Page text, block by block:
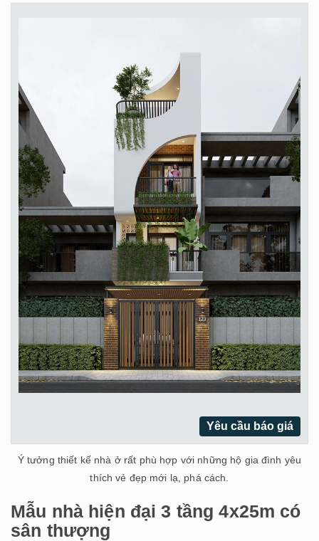
Yêu cầu báo giá
Ý tưởng thiết kế nhà ở rất phù hợp với những hộ gia đình yêu
thích vẻ đẹp mới lạ, phá cách.
Mẫu nhà hiện đại 3 tầng 4x25m có
sân thượng